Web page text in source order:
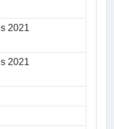
2021
2021